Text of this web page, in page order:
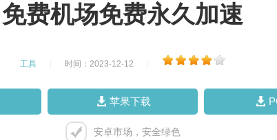
免费机场免费永久加速
工具 时间：2023-12-12
苹果下载
安卓市场，安全绿色